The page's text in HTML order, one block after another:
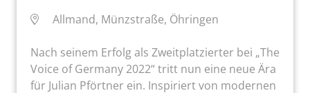
Allmand, Münzstraße, Öhringen
Nach seinem Erfolg als Zweitplatzierter bei „The
Voice of Germany 2022“ tritt nun eine neue Ära
für Julian Pförtner ein. Inspiriert von modernen